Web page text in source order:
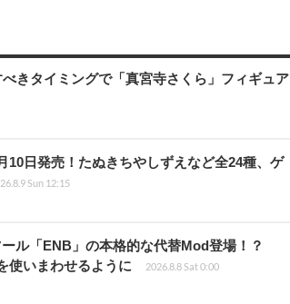
きタイミングで「真宮寺さくら」フィギュア
10日発売！たぬきちやしずえなど全24種、ゲ
Sun 12:15
ル「ENB」の本格的な代替Mod登場！？
使いまわせるように
2026.8.8 Sat 0:00